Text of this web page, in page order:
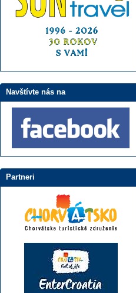
Navštívte nás na
Partneri